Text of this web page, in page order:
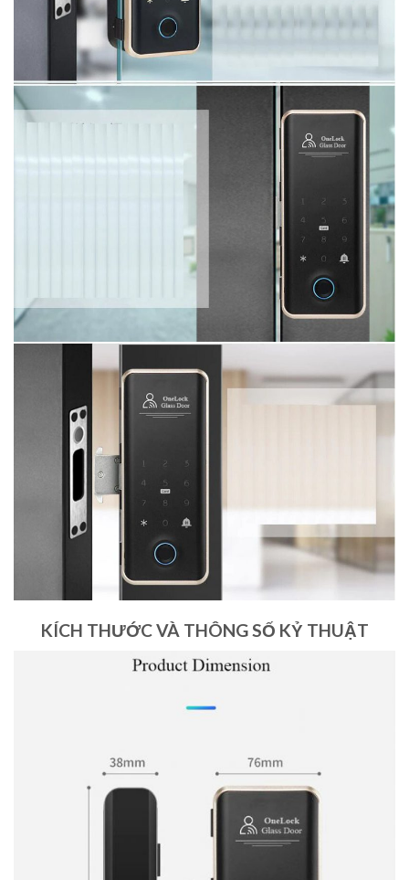
KÍCH THƯỚC VÀ THÔNG SỐ KỶ THUẬT